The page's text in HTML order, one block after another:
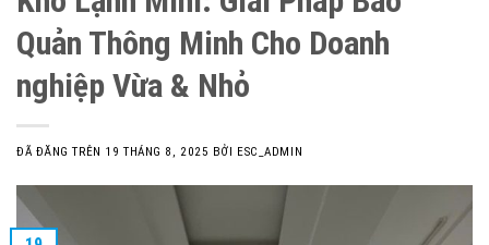
Quản Thông Minh Cho Doanh
nghiệp Vừa & Nhỏ
ĐÃ ĐĂNG TRÊN 19 THÁNG 8, 2025 BỞI ESC_ADMIN